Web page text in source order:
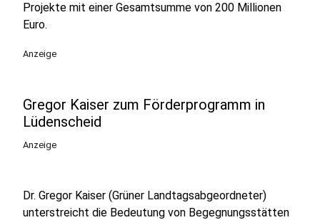
Projekte mit einer Gesamtsumme von 200 Millionen
Euro.
Anzeige
Gregor Kaiser zum Förderprogramm in
Lüdenscheid
Anzeige
Dr. Gregor Kaiser (Grüner Landtagsabgeordneter)
unterstreicht die Bedeutung von Begegnungsstätten